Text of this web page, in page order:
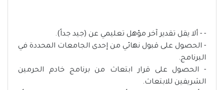
- - ألا يقل تقدير آخر مؤهل تعليمي عن (جيد جداً).
- الحصول على قبول نهائي من إحدى الجامعات المحددة في
البرنامج.
- الحصول على قرار ابتعاث من برنامج خادم الحرمين
الشريفين للابتعاث.